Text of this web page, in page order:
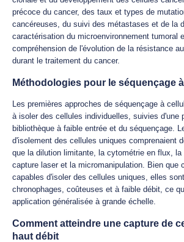
précoce du cancer, des taux et types de
cancéreuses, du suivi des métastases et de la
caractérisation du microenvironnement tumoral
compréhension de l'évolution de la résistance
durant le traitement du cancer.
Méthodologies pour le séquençage
Les premières approches de séquençage à
à isoler des cellules individuelles, suivies d'une
bibliothèque à faible entrée et du séquençage.
d'isolement des cellules uniques comprenaient
que la dilution limitante, la cytométrie en flux,
capture laser et la micromanipulation. Bien que
capables d'isoler des cellules uniques, elles
chronophages, coûteuses et à faible débit, ce
application généralisée à grande échelle.
Comment atteindre une capture de
haut débit